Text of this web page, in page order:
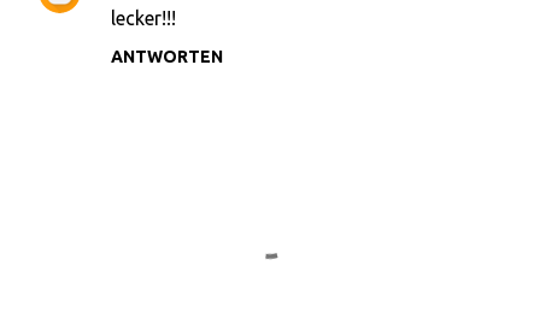
lecker!!!
ANTWORTEN